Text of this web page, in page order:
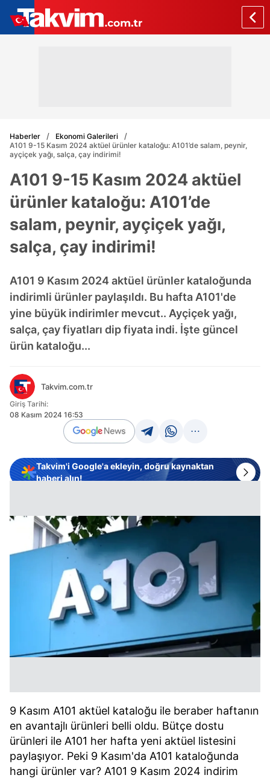
Haberler
Ekonomi Galerileri
A101 9-15 Kasım 2024 aktüel ürünler kataloğu: A101’de salam, peynir,
ayçiçek yağı, salça, çay indirimi!
A101 9-15 Kasım 2024 aktüel
ürünler kataloğu: A101’de
salam, peynir, ayçiçek yağı,
salça, çay indirimi!
A101 9 Kasım 2024 aktüel ürünler kataloğunda
indirimli ürünler paylaşıldı. Bu hafta A101'de
yine büyük indirimler mevcut.. Ayçiçek yağı,
salça, çay fiyatları dip fiyata indi. İşte güncel
ürün kataloğu...
Takvim.com.tr
Giriş Tarihi:
08 Kasım 2024 16:53
Takvim'i Google'a ekleyin, doğru kaynaktan
haberi alın!
9 Kasım A101 aktüel kataloğu ile beraber haftanın
en avantajlı ürünleri belli oldu. Bütçe dostu
ürünleri ile A101 her hafta yeni aktüel listesini
paylaşıyor. Peki 9 Kasım'da A101 kataloğunda
hangi ürünler var? A101 9 Kasım 2024 indirim